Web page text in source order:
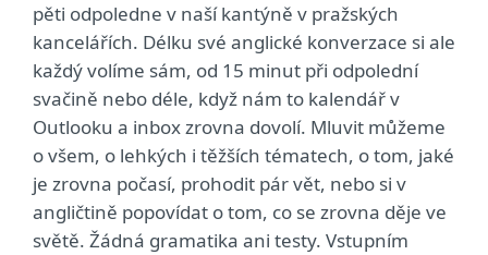
pěti odpoledne v naší kantýně v pražských
kancelářích. Délku své anglické konverzace si ale
každý volíme sám, od 15 minut při odpolední
svačině nebo déle, když nám to kalendář v
Outlooku a inbox zrovna dovolí. Mluvit můžeme
o všem, o lehkých i těžších tématech, o tom, jaké
je zrovna počasí, prohodit pár vět, nebo si v
angličtině popovídat o tom, co se zrovna děje ve
světě. Žádná gramatika ani testy. Vstupním